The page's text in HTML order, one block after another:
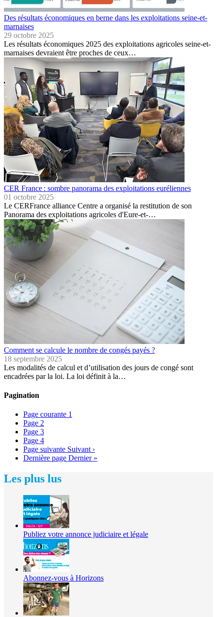
Des résultats économiques en berne dans les exploitations seine-et-
marnaises
29 octobre 2025
Les résultats économiques 2025 des exploitations agricoles seine-et-
marnaises devraient être proches de ceux…
CER France : sombre panorama des exploitations euréliennes
01 octobre 2025
Le CERFrance alliance Centre a organisé la restitution de son
Panorama des exploitations agricoles d'Eure-et-…
Comment se calcule le nombre de congés payés ?
18 septembre 2025
Les modalités de calcul et d’utilisation des jours de congé sont
encadrées par la loi. La loi définit à la…
Pagination
Page courante 1
Page 2
Page 3
Page 4
Page suivante Suivant ›
Dernière page Dernier »
Les plus lus
Publiez votre annonce judiciaire et légale
Abonnez-vous à Horizons